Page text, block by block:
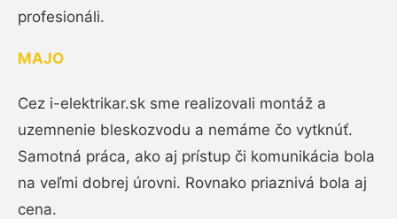
profesionáli.
MAJO
Cez i-elektrikar.sk sme realizovali montáž a
uzemnenie bleskozvodu a nemáme čo vytknúť.
Samotná práca, ako aj prístup či komunikácia bola
na veľmi dobrej úrovni. Rovnako priaznivá bola aj
cena.